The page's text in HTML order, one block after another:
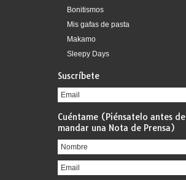
Bonitismos
Mis gafas de pasta
Makamo
Sleepy Days
Suscríbete
Cuéntame (Piénsatelo antes de
mandar una Nota de Prensa)